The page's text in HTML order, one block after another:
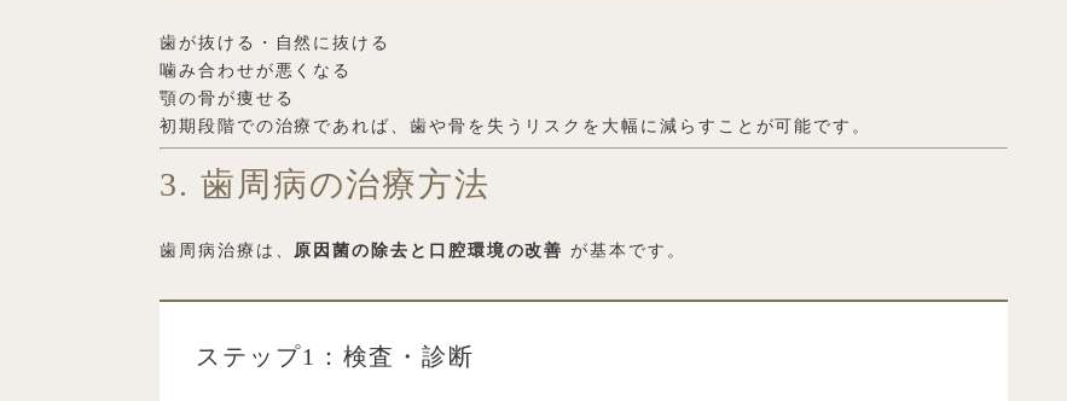
歯が抜ける・自然に抜ける
噛み合わせが悪くなる
顎の骨が痩せる
初期段階での治療であれば、歯や骨を失うリスクを大幅に減らすことが可能です。
3. 歯周病の治療方法
歯周病治療は、 原因菌の除去と口腔環境の改善 が基本です。
ステップ1：検査・診断